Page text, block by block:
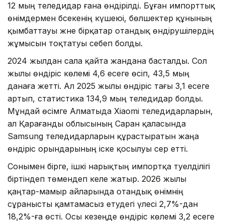
12 мың теледидар ғана өндірілді. Бұған импорттық
өнімдермен бәсекенің күшеюі, бөлшектер құнының
қымбаттауы және бірқатар отандық өндірушілердің
жұмысын тоқтатуы себеп болды.
2024 жылдан сала қайта жандана басталды. Сол
жылы өндіріс көлемі 4,6 есеге өсіп, 43,5 мың
данаға жетті. Ал 2025 жылы өндіріс тағы 3,1 есеге
артып, статистика 134,9 мың теледидар болды.
Мұндай өсімге Алматыда Xiaomi теледидарларын,
ал Қарағанды облысының Саран қаласында
Samsung теледидарларын құрастыратын жаңа
өндіріс орындарының іске қосылуы әсер етті.
Сонымен бірге, ішкі нарықтың импортқа тәуелділігі
біртіндеп төмендеп келе жатыр. 2026 жылы
қаңтар-мамыр айларында отандық өнімнің
сұранысты қамтамасыз етудегі үлесі 2,7%-дан
18,2%-ға өсті. Осы кезеңде өндіріс көлемі 3,2 есеге